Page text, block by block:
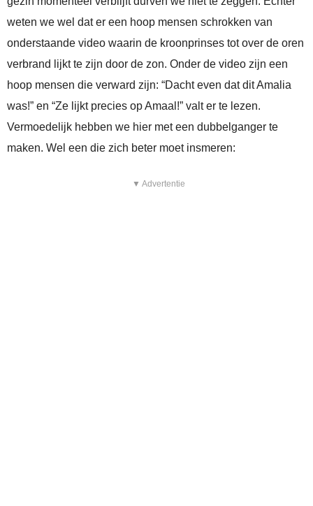
weten we wel dat er een hoop mensen schrokken van
onderstaande video waarin de kroonprinses tot over de oren
verbrand lijkt te zijn door de zon. Onder de video zijn een
hoop mensen die verward zijn: “Dacht even dat dit Amalia
was!” en “Ze lijkt precies op Amaal!” valt er te lezen.
Vermoedelijk hebben we hier met een dubbelganger te
maken. Wel een die zich beter moet insmeren:
▼ Advertentie